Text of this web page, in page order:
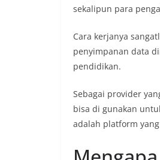
sekalipun para
Cara kerjanya
penyimpanan data
pendidikan.
Sebagai provider
bisa di gunakan
adalah platform